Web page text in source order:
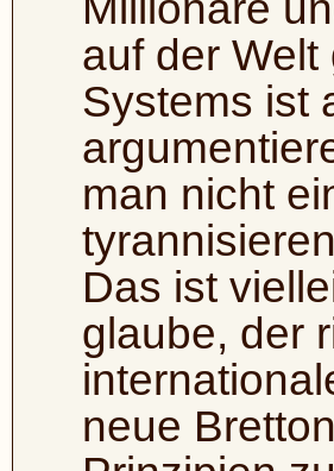
auf der
Systems ist
man nicht
Das ist
glaube, der
neue